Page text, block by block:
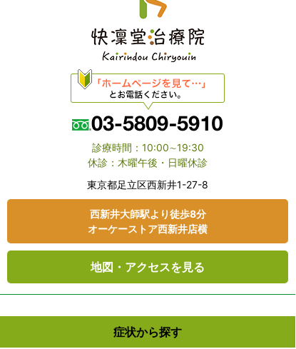
診療時間：10:00∼19:30
休診：木曜午後・日曜休診
東京都⾜⽴区⻄新井1-27-8
⻄新井大師駅より徒歩8分
オーケーストア⻄新井店横
地図・アクセスを見る
症状から探す